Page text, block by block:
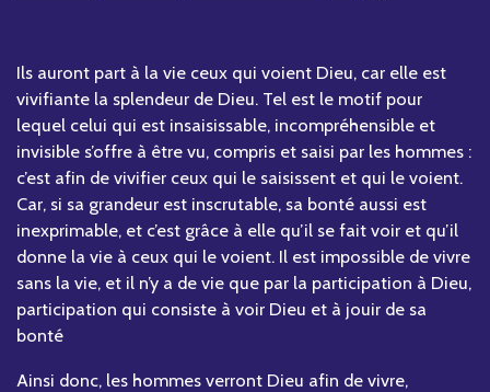
Ils auront part à la vie ceux qui voient Dieu, car elle est
vivifiante la splendeur de Dieu. Tel est le motif pour
lequel celui qui est insaisissable, incompréhensible et
invisible s’offre à être vu, compris et saisi par les hommes :
c’est afin de vivifier ceux qui le saisissent et qui le voient.
Car, si sa grandeur est inscrutable, sa bonté aussi est
inexprimable, et c’est grâce à elle qu’il se fait voir et qu’il
donne la vie à ceux qui le voient. Il est impossible de vivre
sans la vie, et il n’y a de vie que par la participation à Dieu,
participation qui consiste à voir Dieu et à jouir de sa
bonté
Ainsi donc, les hommes verront Dieu afin de vivre,